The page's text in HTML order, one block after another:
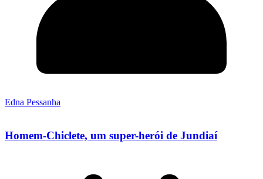
Edna Pessanha
Homem-Chiclete, um super-herói de Jundiaí